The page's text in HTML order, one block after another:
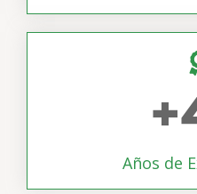
+
Años de